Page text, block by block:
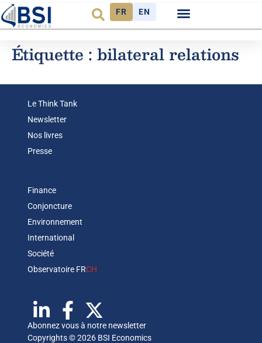
FR EN
Étiquette : bilateral relations
Le Think Tank
Newsletter
Nos livres
Presse
Finance
Conjoncture
Environnement
International
Société
Observatoire FRCH
Abonnez vous à notre newsletter
Copyrights © 2026 BSI Economics